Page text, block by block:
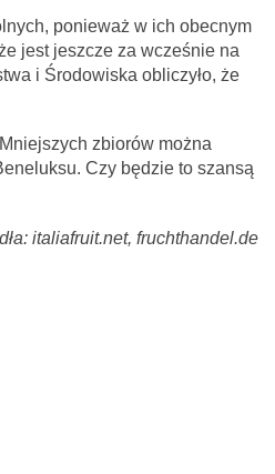
ponieważ w ich obecnym
jest jeszcze za wcześnie na
i Środowiska obliczyło, że
zbiorów można
Czy będzie to szansą
italiafruit.net, fruchthandel.de